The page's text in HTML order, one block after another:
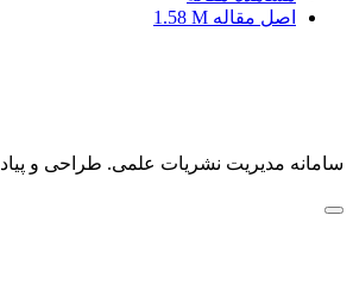
اصل مقاله 1.58 M
سامانه مدیریت نشریات علمی. طراحی و